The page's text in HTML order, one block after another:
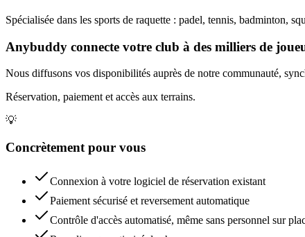
Spécialisée dans les sports de raquette : padel, tennis, badminton,
Anybuddy connecte votre club à des milliers de
Nous diffusons vos disponibilités auprès de notre communauté,
Réservation, paiement et accès aux terrains.
💡
Concrètement pour vous
Connexion à votre logiciel de réservation existant
Paiement sécurisé et reversement automatique
Contrôle d'accès automatisé, même sans personnel sur